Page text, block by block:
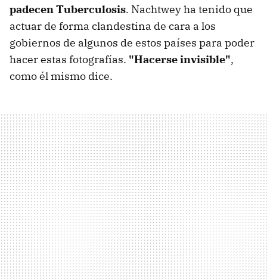
padecen Tuberculosis. Nachtwey ha tenido que
actuar de forma clandestina de cara a los
gobiernos de algunos de estos países para poder
hacer estas fotografías. "Hacerse invisible",
como él mismo dice.